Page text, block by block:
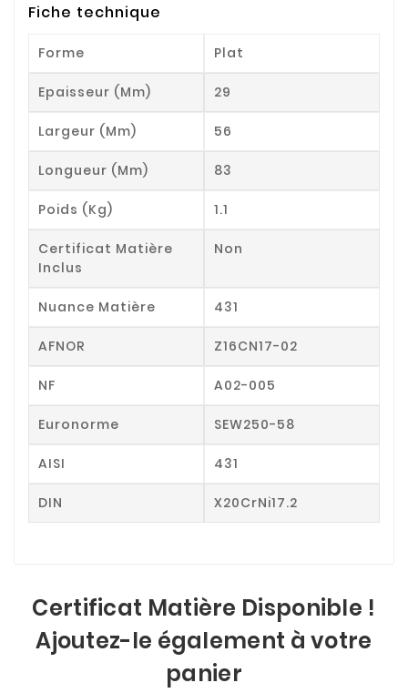
Fiche technique
Forme Plat
Epaisseur (mm) 29
Largeur (mm) 56
Longueur (mm) 83
Poids (kg) 1.1
Certificat Matière
Inclus
Non
Nuance Matière 431
AFNOR Z16CN17-02
NF A02-005
Euronorme SEW250-58
AISI 431
DIN X20CrNi17.2
Certificat Matière Disponible !
Ajoutez-le également à votre
panier